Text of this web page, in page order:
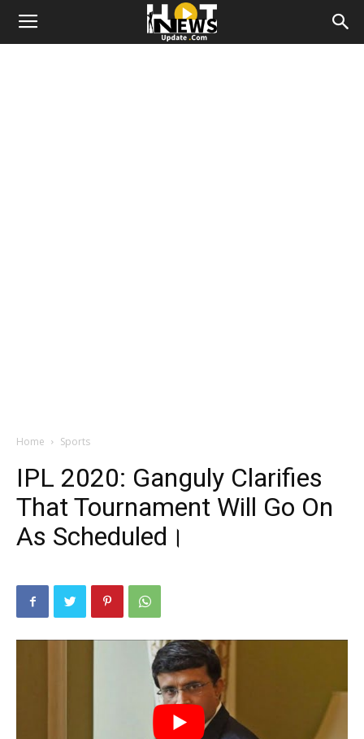
Home Sports
IPL 2020: Ganguly Clarifies
That Tournament Will Go On
As Scheduled।